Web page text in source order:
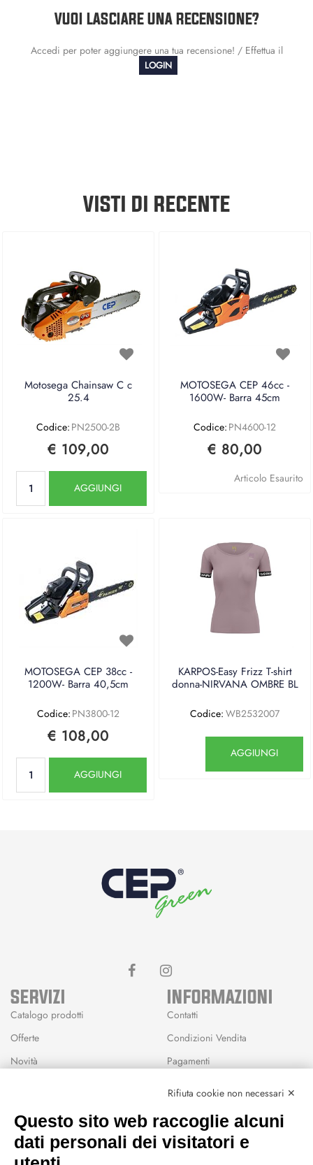
VUOI LASCIARE UNA RECENSIONE?
Accedi per poter aggiungere una tua recensione! / Effettua il
LOGIN
VISTI DI RECENTE
Motosega Chainsaw C c
25.4
Codice: PN2500-2B
€ 109,00
AGGIUNGI
MOTOSEGA CEP 46cc -
1600W- Barra 45cm
Codice: PN4600-12
€ 80,00
Articolo Esaurito
MOTOSEGA CEP 38cc -
1200W- Barra 40,5cm
Codice: PN3800-12
€ 108,00
AGGIUNGI
KARPOS-Easy Frizz T-shirt
donna-NIRVANA OMBRE BL
Codice: WB2532007
AGGIUNGI
SERVIZI
Catalogo prodotti
Offerte
Novità
Wishlist
INFORMAZIONI
Contatti
Condizioni Vendita
Pagamenti
CEP GREEN
Rifiuta cookie non necessari ✕
Questo sito web raccoglie alcuni
dati personali dei visitatori e